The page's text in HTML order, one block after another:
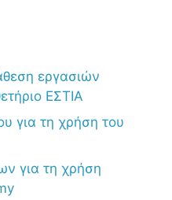
εργασιών
ΕΣΤΙΑ
για τη χρήση του
για τη χρήση